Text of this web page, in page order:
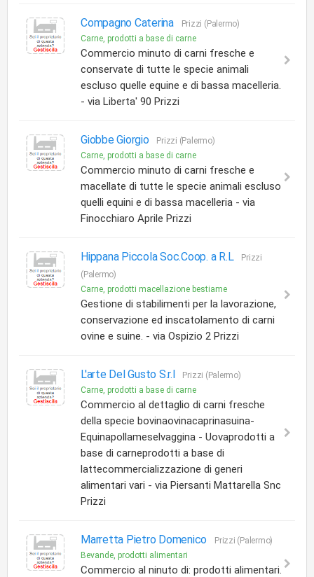
Compagno Caterina
Prizzi (Palermo)
Carne, prodotti a base di carne
Commercio minuto di carni fresche e
conservate di tutte le specie animali
escluso quelle equine e di bassa macelleria.
- via Liberta' 90 Prizzi
Giobbe Giorgio
Prizzi (Palermo)
Carne, prodotti a base di carne
Commercio minuto di carni fresche e
macellate di tutte le specie animali escluso
quelli equini e di bassa macelleria - via
Finocchiaro Aprile Prizzi
Hippana Piccola Soc.Coop. a R.L
Prizzi
(Palermo)
Carne, prodotti macellazione bestiame
Gestione di stabilimenti per la lavorazione,
conservazione ed inscatolamento di carni
ovine e suine. - via Ospizio 2 Prizzi
L'arte Del Gusto S.r.l
Prizzi (Palermo)
Carne, prodotti a base di carne
Commercio al dettaglio di carni fresche
della specie bovinaovinacaprinasuina-
Equinapollameselvaggina - Uovaprodotti a
base di carneprodotti a base di
lattecommercializzazione di generi
alimentari vari - via Piersanti Mattarella Snc
Prizzi
Marretta Pietro Domenico
Prizzi (Palermo)
Bevande, prodotti alimentari
Commercio al ninuto di: prodotti alimentari.